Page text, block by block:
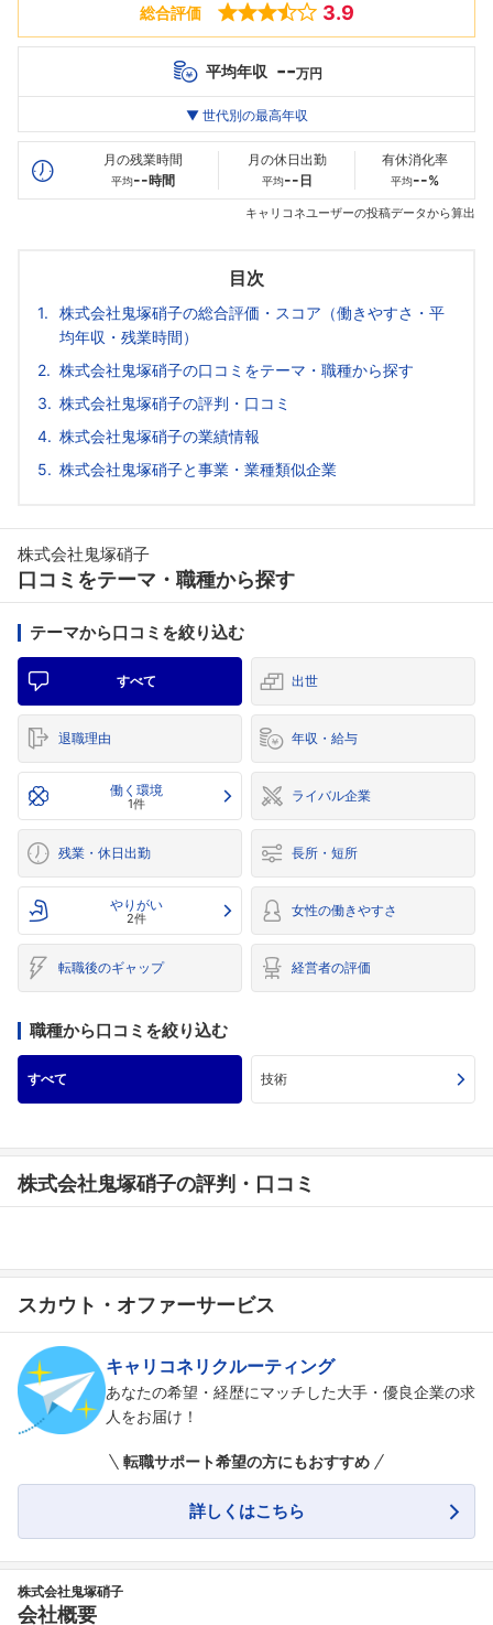
総合評価 3.9
平均年収 --万円
最高年収
20代
--万
30代
--万
--万
▼ 世代別の最高年収
月の残業時間
平均--時間
月の休日出勤
平均-- 日
有休消化率
平均--%
キャリコネユーザーの投稿データから算出
目次
株式会社鬼塚硝子の総合評価・スコア（働きやすさ・平
均年収・残業時間）
株式会社鬼塚硝子の口コミをテーマ・職種から探す
株式会社鬼塚硝子の評判・口コミ
株式会社鬼塚硝子の業績情報
株式会社鬼塚硝子と事業・業種類似企業
株式会社鬼塚硝子
口コミをテーマ・職種から探す
テーマから口コミを絞り込む
すべて 出世
退職理由 年収・給与
働く環境
1件 ライバル企業
残業・休日出勤 長所・短所
やりがい
2件 女性の働きやすさ
転職後のギャップ 経営者の評価
職種から口コミを絞り込む
すべて 技術
株式会社鬼塚硝子の評判・口コミ
スカウト・オファーサービス
キャリコネリクルーティング
あなたの希望・経歴にマッチした大手・優良企業の求
人をお届け！
転職サポート希望の方にもおすすめ
詳しくはこちら
株式会社鬼塚硝子
会社概要